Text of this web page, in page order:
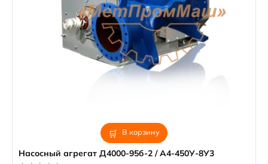
В корзину
Насосный агрегат Д4000-95б-2 / А4-450У-8У3